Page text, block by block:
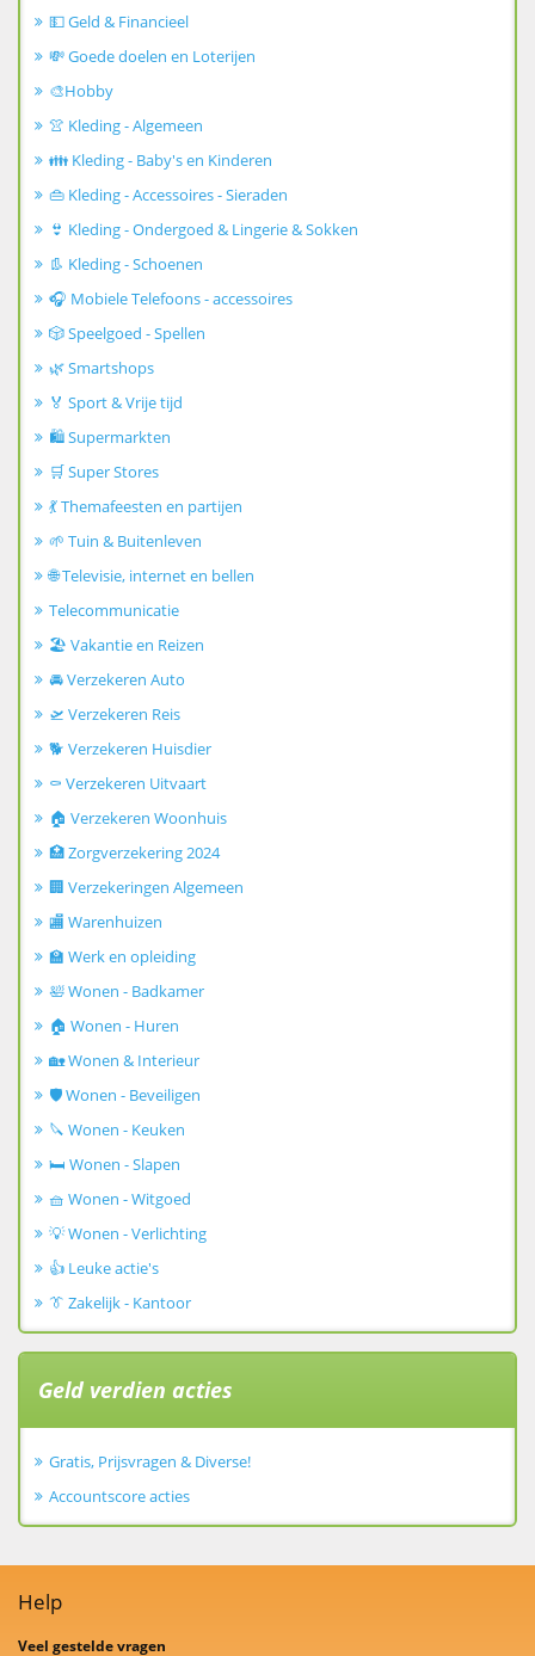
💵 Geld & Financieel
💸 Goede doelen en Loterijen
🎨Hobby
👚 Kleding - Algemeen
👪 Kleding - Baby's en Kinderen
👜 Kleding - Accessoires - Sieraden
👙 Kleding - Ondergoed & Lingerie & Sokken
👢 Kleding - Schoenen
🎧 Mobiele Telefoons - accessoires
🎲 Speelgoed - Spellen
🌿 Smartshops
🏅 Sport & Vrije tijd
🛍️ Supermarkten
🛒 Super Stores
💃 Themafeesten en partijen
🌱 Tuin & Buitenleven
🌐 Televisie, internet en bellen
Telecommunicatie
🏖️ Vakantie en Reizen
🚘 Verzekeren Auto
🛫 Verzekeren Reis
🐕 Verzekeren Huisdier
⚰️ Verzekeren Uitvaart
🏠 Verzekeren Woonhuis
🏥 Zorgverzekering 2024
🏢 Verzekeringen Algemeen
🏬 Warenhuizen
🏫 Werk en opleiding
🛀 Wonen - Badkamer
🏠 Wonen - Huren
🏡 Wonen & Interieur
🛡️ Wonen - Beveiligen
🔪 Wonen - Keuken
🛏️ Wonen - Slapen
🧺 Wonen - Witgoed
💡 Wonen - Verlichting
👍 Leuke actie's
👔 Zakelijk - Kantoor
Geld verdien acties
Gratis, Prijsvragen & Diverse!
Accountscore acties
Help
Veel gestelde vragen